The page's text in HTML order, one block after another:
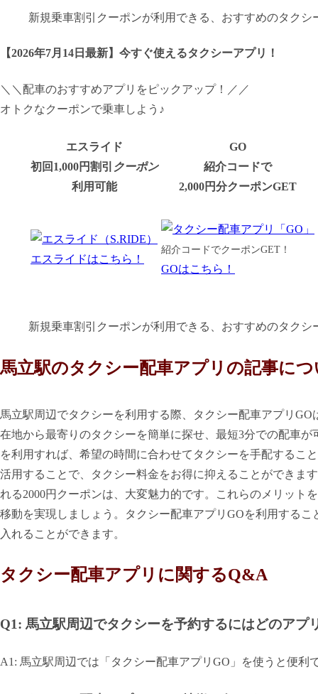
新規乗車割引クーポンが利用できる、おすすめのタクシ
【2026年7月14日最新】 今すぐ使えるタクシーアプリ！
＼＼配車のおすすめアプリをピックアップ！／／
オトクなクーポンで乗車しよう♪
エスライド
初回1,000円割引 クーポン
利用可能
GO
紹介コードで
2,000円分クーポンGET
エスライドはこちら！
紹介コードでクーポンGET！
GOはこちら！
新規乗車割引クーポンが利用できる、おすすめのタクシ
馬立駅のタクシー配車アプリの記事に
馬立駅周辺でタクシーを利用する際、タクシー配車アプリ
在地から最寄りのタクシーを簡単に探せ、最短3分での配車
を利用すれば、希望の時間に合わせてタクシーを手配するこ
活用することで、タクシー料金をお得に抑えることができま
れる2000円クーポンは、大変魅力的です。これらのメリット
移動を実現しましょう。タクシー配車アプリGOを利用する
入れることができます。
タクシー配車アプリに関するQ&A
Q1: 馬立駅周辺でタクシーを予約するにはどのアプ
A1: 馬立駅周辺では「タクシー配車アプリGO」を使うと便利で